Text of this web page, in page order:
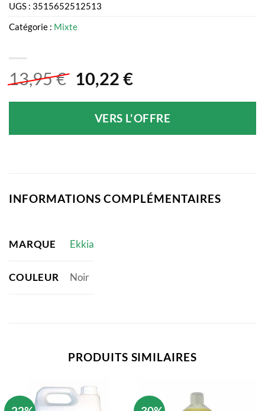
13,95€ Le
initial
était :
10,22 €Le
actuel
est :
VERS L'OFFRE
UGS : 3515652512513
Catégorie : Mixte
INFORMATIONS COMPLÉMENTAIRES
MARQUE Ekkia
COULEUR Noir
PRODUITS SIMILAIRES